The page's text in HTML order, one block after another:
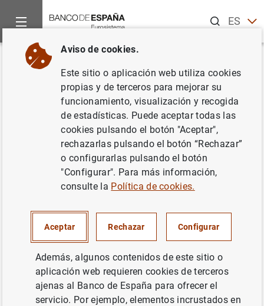
ESEN
Inicio Noticias y eventos
Volver
Estado financiero consolidado
del Eurosistema a 29 de mayo
de 2020
POLÍTICA MONETARIA
Estado financiero consolidado del
Eurosistema a 29 de mayo de 2020 (94
Aviso de cookies.
Este sitio o aplicación web utiliza cookies
propias y de terceros para mejorar su
funcionamiento, visualización y recogida
de estadísticas. Puede aceptar todas las
cookies pulsando el botón "Aceptar",
rechazarlas pulsando el botón “Rechazar”
o configurarlas pulsando el botón
"Configurar". Para más información,
consulte la Política de cookies.
Aceptar Rechazar Configurar
Además, algunos contenidos de este sitio o
aplicación web requieren cookies de terceros
ajenas al Banco de España para ofrecer el
servicio. Por ejemplo, elementos incrustados en